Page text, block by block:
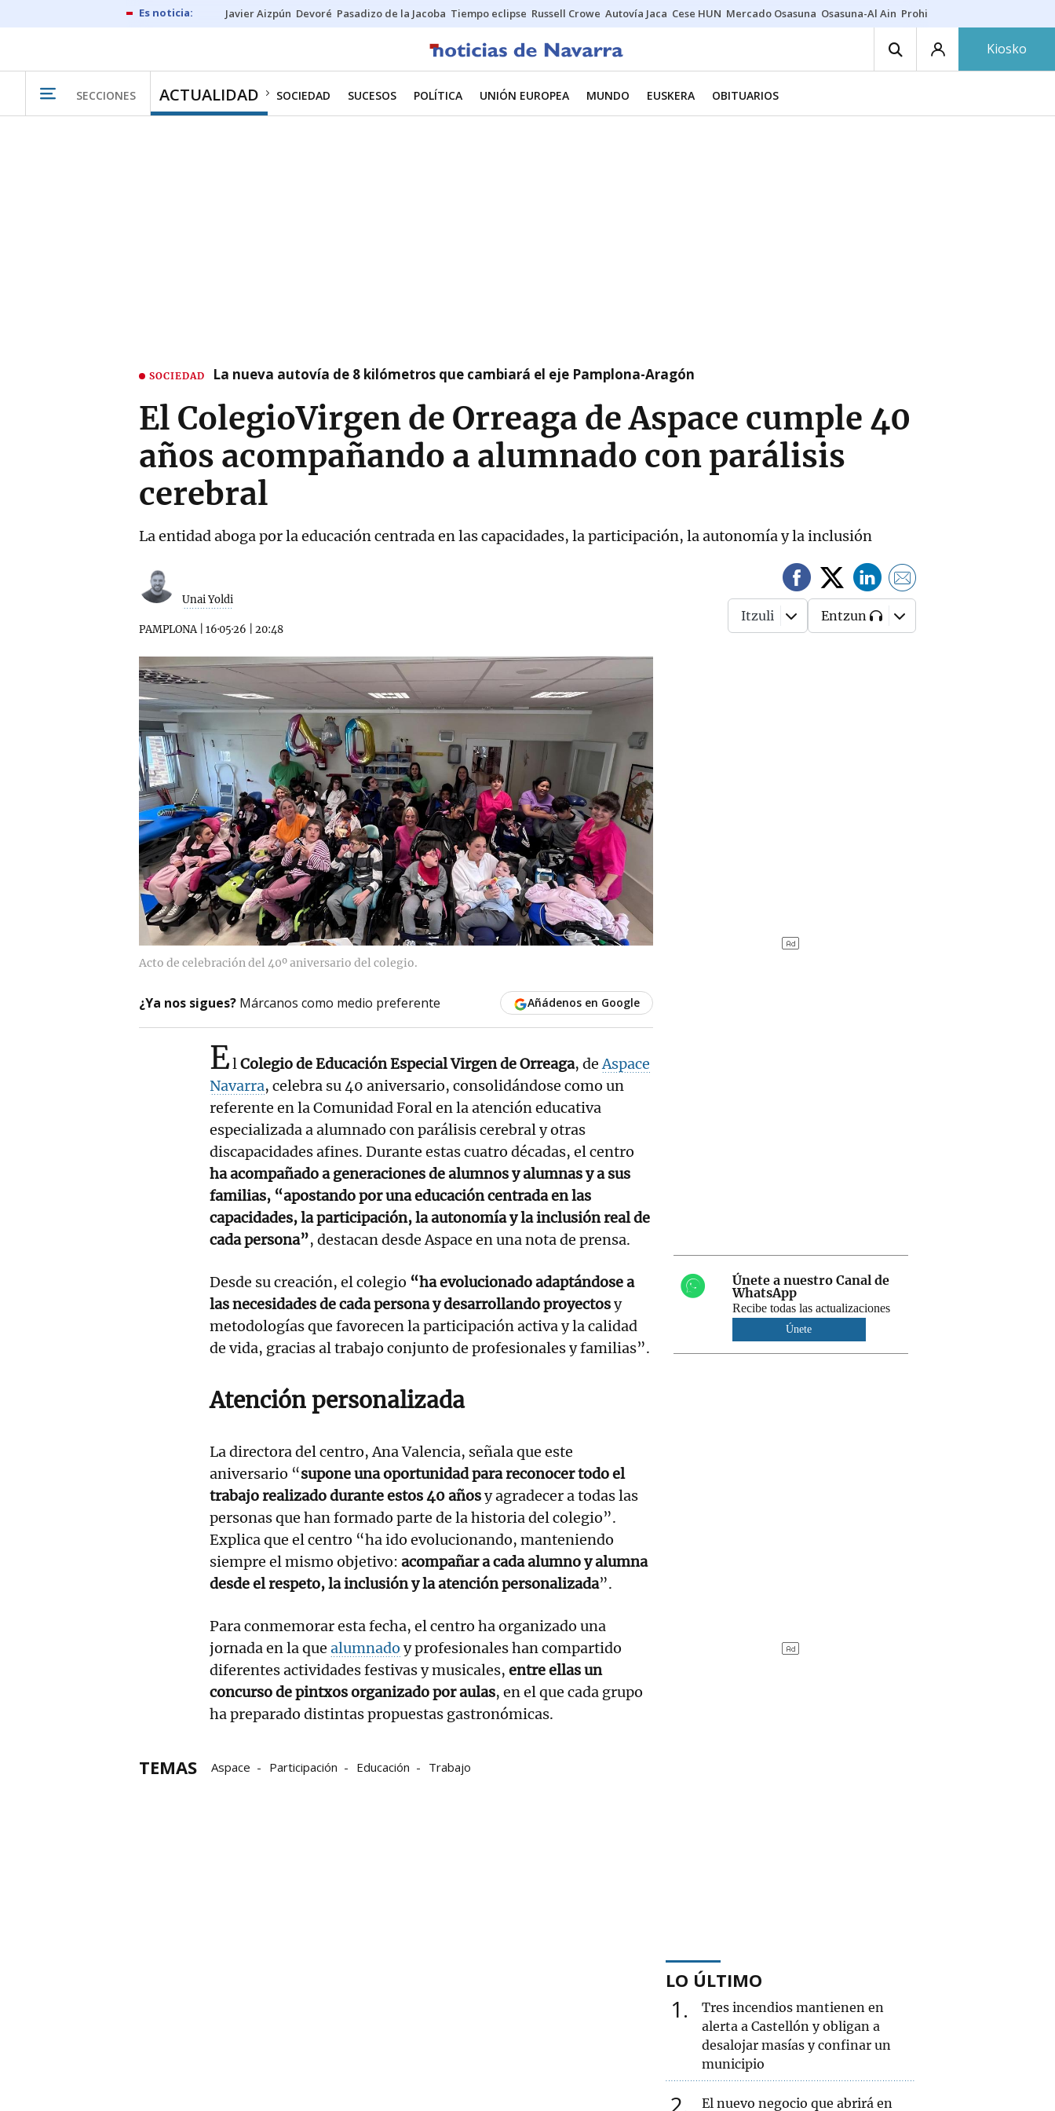
Javier Aizpún Devoré Pasadizo de la Jacoba Tiempo eclipse Russell Crowe Autovía Jaca Cese HUN Mercado Osasuna Osasuna-Al Ain Prohibiciones eclipse
Kiosko
SECCIONES ACTUALIDAD SOCIEDAD SUCESOS POLÍTICA UNIÓN EUROPEA MUNDO EUSKERA OBITUARIOS
SOCIEDAD La nueva autovía de 8 kilómetros que cambiará el eje Pamplona-Aragón
El ColegioVirgen de Orreaga de Aspace cumple 40
años acompañando a alumnado con parálisis
cerebral
La entidad aboga por la educación centrada en las capacidades, la participación, la autonomía y la inclusión
Unai Yoldi
PAMPLONA| 16·05·26 20:48
Itzuli Entzun
Acto de celebración del 40º aniversario del colegio.
¿Ya nos sigues? Márcanos como medio preferente Añádenos en Google
ElColegio de Educación Especial Virgen de Orreaga, deAspace
Navarra, celebra su 40 aniversario, consolidándose como un
referente en la Comunidad Foral en la atención educativa
especializada a alumnado con parálisis cerebral y otras
discapacidades afines. Durante estas cuatro décadas, el centro
ha acompañado a generaciones de alumnos y alumnas y a sus
familias, “apostando por una educación centrada en las
capacidades, la participación, la autonomía y la inclusión real de
cada persona”, destacan desde Aspace en una nota de prensa.
Desde su creación, el colegio “ha evolucionado adaptándose a
las necesidades de cada persona y desarrollando proyectosy
metodologías que favorecen la participación activa y la calidad
de vida, gracias al trabajo conjunto de profesionales y familias”.
Atención personalizada
La directora del centro, Ana Valencia, señala que este
aniversario “supone una oportunidad para reconocer todo el
trabajo realizado durante estos 40 añosy agradecer a todas las
personas que han formado parte de la historia del colegio”.
Explica que el centro “ha ido evolucionando, manteniendo
siempre el mismo objetivo: acompañar a cada alumno y alumna
desde el respeto, la inclusión y la atención personalizada”.
Para conmemorar esta fecha, el centro ha organizado una
jornada en la que alumnado y profesionales han compartido
diferentes actividades festivas y musicales, entre ellas un
concurso de pintxos organizado por aulas, en el que cada grupo
ha preparado distintas propuestas gastronómicas.
TEMAS Aspace Participación Educación Trabajo
Únete a nuestro Canal de
WhatsApp
Recibe todas las actualizaciones
Únete
LO ÚLTIMO
1
Tres incendios mantienen en
alerta a Castellón y obligan a
desalojar masías y confinar un
municipio
2
El nuevo negocio que abrirá en